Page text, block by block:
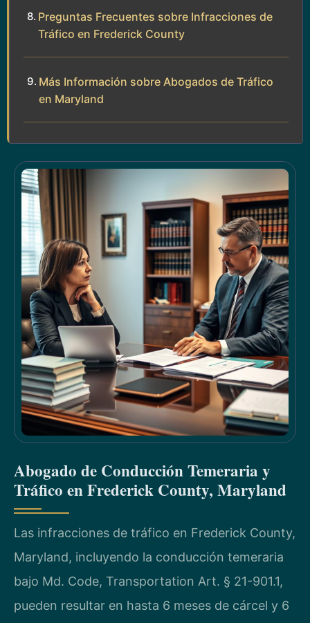
Preguntas Frecuentes sobre Infracciones de
Tráfico en Frederick County
Más Información sobre Abogados de Tráfico
en Maryland
Abogado de Conducción Temeraria y
Tráfico en Frederick County, Maryland
Las infracciones de tráfico en Frederick County,
Maryland, incluyendo la conducción temeraria
bajo Md. Code, Transportation Art. § 21-901.1,
pueden resultar en hasta 6 meses de cárcel y 6